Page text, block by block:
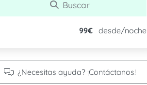
Buscar
99€ desde/noche
¿Necesitas ayuda? ¡Contáctanos!